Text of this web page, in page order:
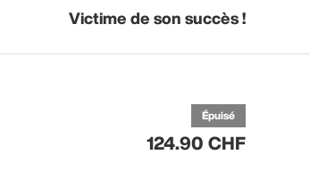
Victime de son succès !
Épuisé
124.90 CHF